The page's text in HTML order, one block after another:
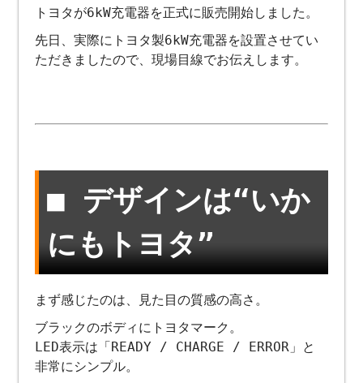
トヨタが6kW充電器を正式に販売開始しました。
先日、実際にトヨタ製6kW充電器を設置させてい
ただきましたので、現場目線でお伝えします。
■ デザインは“いか
にもトヨタ”
まず感じたのは、見た目の質感の高さ。
ブラックのボディにトヨタマーク。
LED表示は「READY / CHARGE / ERROR」と
非常にシンプル。